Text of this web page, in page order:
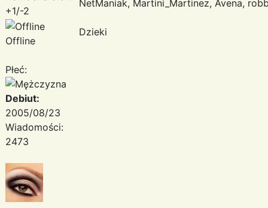
+1/-2
Offline
Płeć:
Debiut:
2005/08/23
Wiadomości:
2473
NetManiak, Martini_Martinez, Avena,
Dzieki